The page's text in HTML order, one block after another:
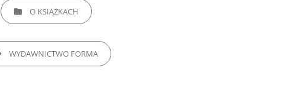
CATEGORIESO KSIĄŻKACH
WYDAWNICTWO FORMA